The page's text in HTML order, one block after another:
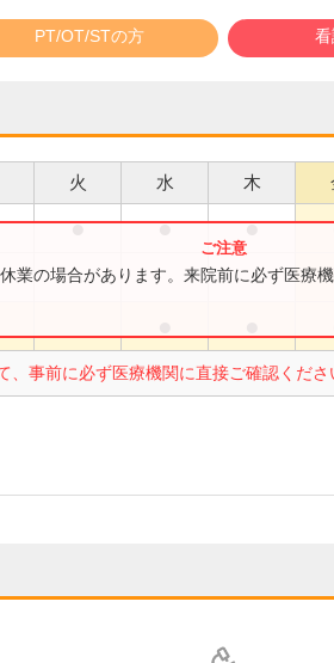
PT/OT/STの方
火 水 木
● ● ●
、事前に必ず医療機関に直接ご確認くださ
業の場合があります。来院前に必ず医療